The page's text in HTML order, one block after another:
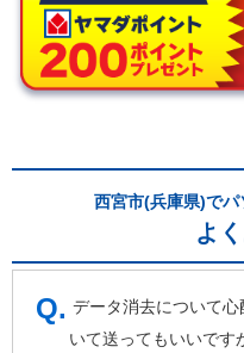
西宮市(兵庫県)で
よ
データ消去について
いて送ってもいいです